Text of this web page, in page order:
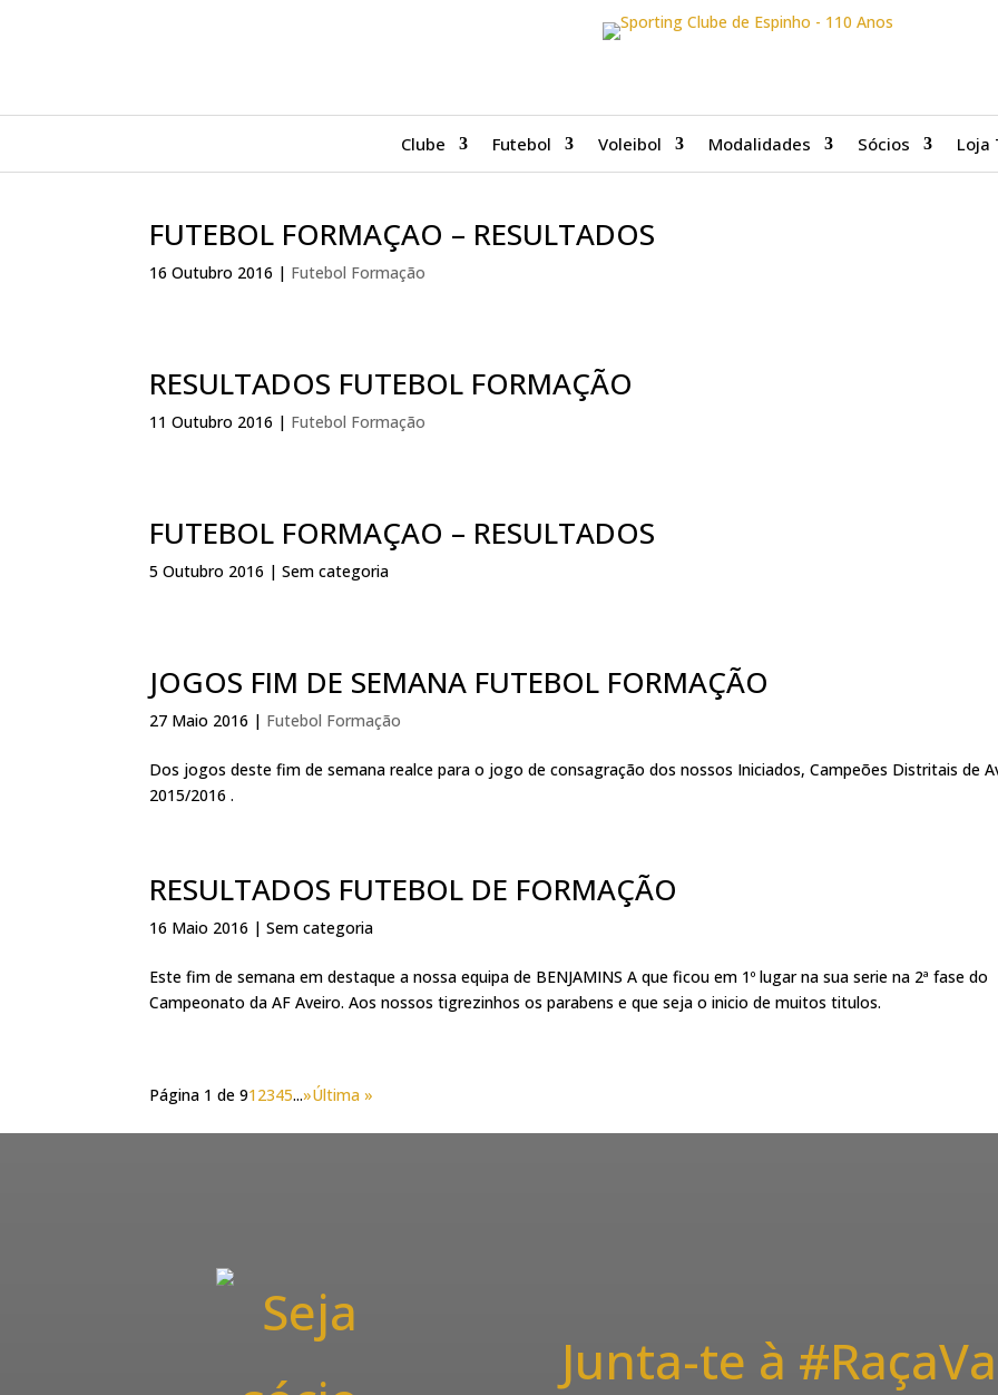
Clube Futebol Voleibol Modalidades Sócios Loja
FUTEBOL FORMAÇAO – RESULTADOS
16 Outubro 2016 | Futebol Formação
RESULTADOS FUTEBOL FORMAÇÃO
11 Outubro 2016 | Futebol Formação
FUTEBOL FORMAÇAO – RESULTADOS
5 Outubro 2016 | Sem categoria
JOGOS FIM DE SEMANA FUTEBOL FORMAÇÃO
27 Maio 2016 | Futebol Formação
Dos jogos deste fim de semana realce para o jogo de consagração dos nossos Iniciados, Campeões Distritais de
2015/2016 .
RESULTADOS FUTEBOL DE FORMAÇÃO
16 Maio 2016 | Sem categoria
Este fim de semana em destaque a nossa equipa de BENJAMINS A que ficou em 1º lugar na sua serie na 2ª fase do
Campeonato da AF Aveiro. Aos nossos tigrezinhos os parabens e que seja o inicio de muitos titulos.
Página 1 de 912345...»Última »
Junta-te à